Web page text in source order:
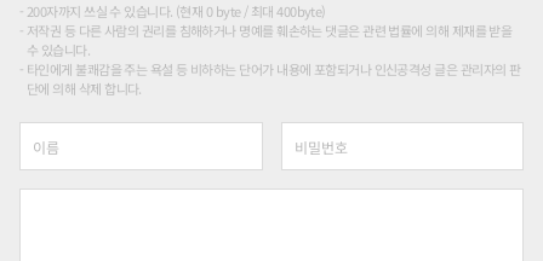
200자까지 쓰실 수 있습니다. (현재 0 byte / 최대 400byte)
저작권 등 다른 사람의 권리를 침해하거나 명예를 훼손하는 댓글은 관련 법률에 의해 제재를 받을
수 있습니다.
타인에게 불쾌감을 주는 욕설 등 비하하는 단어가 내용에 포함되거나 인신공격성 글은 관리자의 판
단에 의해 삭제 합니다.